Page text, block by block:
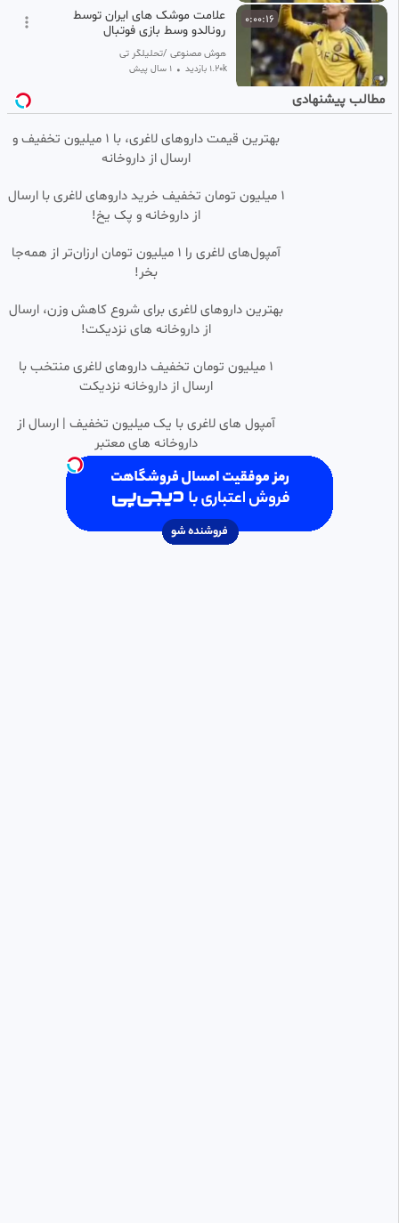
0:00:16
علامت موشک های ایران توسط
رونالدو وسط بازی فوتبال
هوش مصنوعی /تحلیلگر تی وی
1.20k بازدید • 1 سال پیش
فوتبال
یاشار?فالو=فالو
• 4 سال پیش
0:00:11
فوتبال/کلیپ فوتبال/رونالدو/
کریس رونالدو/کلیپ رونالدو
•
سلیقه پسرا توی توپ فوتبال
سید امیر لطیفی
• 3 ماه پیش
0:00:06
یه ویدیو واسه فوتبال بازای ایران ⚽
⚽⚽
127 بازدید • 9 ماه پیش
0:00:26 بازی فوتبال مسی یامال
ramin
70 بازدید 5 ماه پیش
مطالب پیشنهادی
بهترین قیمت داروهای لاغری، با ۱ میلیون تخفیف و
ارسال از داروخانه‌
1 میلیون تومان تخفیف خرید داروهای لاغری با ارسال
از داروخانه و پک یخ!
آمپول‌های لاغری را ۱ میلیون تومان ارزان‌تر از همه‌جا
بخر!
بهترین داروهای لاغری برای شروع کاهش وزن، ارسال
از داروخانه های نزدیکت!
۱ میلیون تومان تخفیف داروهای لاغری منتخب با
ارسال از داروخانه نزدیکت
آمپول های لاغری با یک میلیون تخفیف | ارسال از
داروخانه های معتبر